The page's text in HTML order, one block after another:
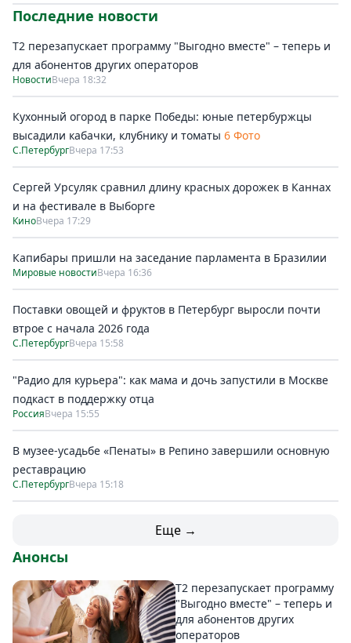
Последние новости
Т2 перезапускает программу "Выгодно вместе" – теперь и
для абонентов других операторов
НовостиВчера 18:32
Кухонный огород в парке Победы: юные петербуржцы
высадили кабачки, клубнику и томаты 6 Фото
С.ПетербургВчера 17:53
Сергей Урсуляк сравнил длину красных дорожек в Каннах
и на фестивале в Выборге
КиноВчера 17:29
Капибары пришли на заседание парламента в Бразилии
Мировые новостиВчера 16:36
Поставки овощей и фруктов в Петербург выросли почти
втрое с начала 2026 года
С.ПетербургВчера 15:58
"Радио для курьера": как мама и дочь запустили в Москве
подкаст в поддержку отца
РоссияВчера 15:55
В музее-усадьбе «Пенаты» в Репино завершили основную
реставрацию
С.ПетербургВчера 15:18
Еще →
Анонсы
Т2 перезапускает программу
"Выгодно вместе" – теперь и
для абонентов других
операторов